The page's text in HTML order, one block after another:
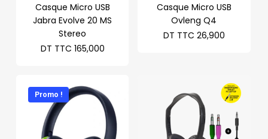
Casque Micro USB
Jabra Evolve 20 MS
Stereo
DT TTC 165,000
Casque Micro USB
Ovleng Q4
DT TTC 26,900
Promo !